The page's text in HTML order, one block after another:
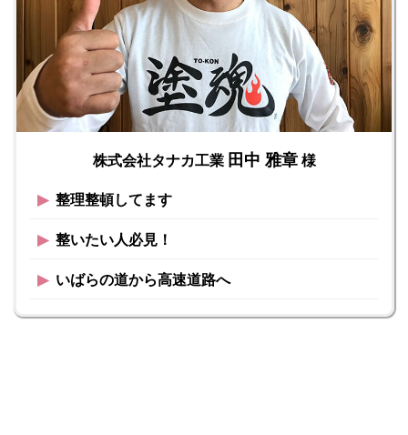
株式会社タナカ工業 田中 雅章様
▶︎ 整理整頓してます
▶︎ 整いたい人必見！
▶︎ いばらの道から高速道路へ